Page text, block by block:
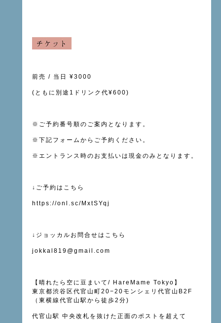
前売 / 当日 ¥3000
( ともに別途 1 ドリンク代¥600)
※ ご予約番号順のご案内となります。
※下記フォーム からご予約ください。
※ エントランス時のお支払いは現金のみとなります。
↓ご予約はこちら
https://onl.sc/MxtSYqj
↓ジョッカルお問合せはこちら
jokkal819@gmail.com
【晴れたら空に豆まいて / HareMame Tokyo 】
東京都渋谷区代官山町20−20 モンシェリ代官山 B2F
（東横線 代官山駅 から徒歩2 分)
代官山駅 中央改札を抜けた正面のポストを超えて